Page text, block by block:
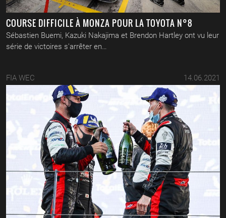
COURSE DIFFICILE À MONZA POUR LA TOYOTA N°8
Sébastien Buemi, Kazuki Nakajima et Brendon Hartley ont vu leur
série de victoires s'arrêter en…
FIA WEC 14.06.2021